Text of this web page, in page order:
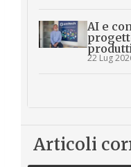
AI e
22 Lug
Articoli